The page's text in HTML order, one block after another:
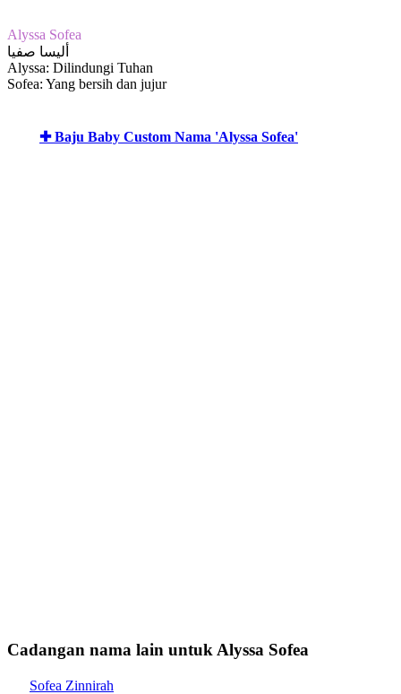
Alyssa Sofea
أليسا صفيا
Alyssa: Dilindungi Tuhan
Sofea: Yang bersih dan jujur
✚ Baju Baby Custom Nama 'Alyssa Sofea'
Cadangan nama lain untuk Alyssa Sofea
Sofea Zinnirah